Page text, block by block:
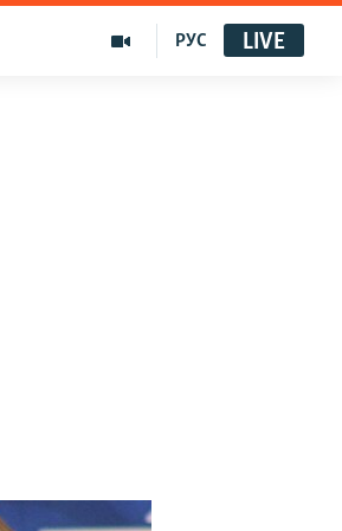
РУС LIVE